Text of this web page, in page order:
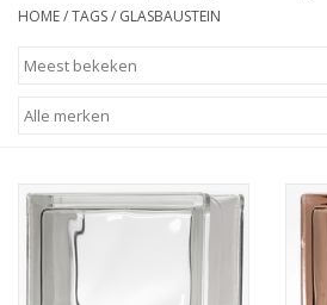
COLLECTION
AFMETING
HOME/TAGS/ GLASBAUSTEIN